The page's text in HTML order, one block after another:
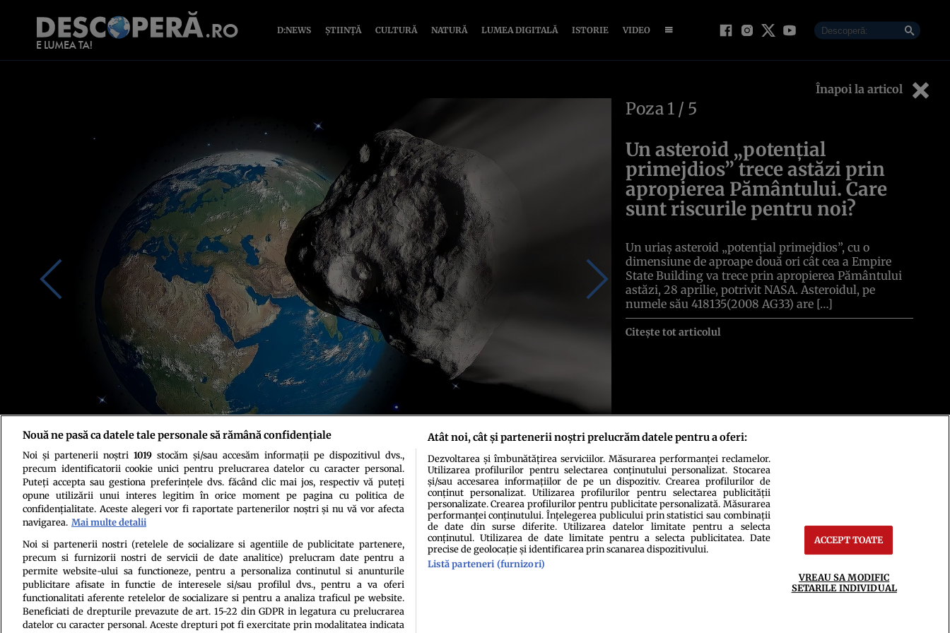
D:NEWS ȘTIINȚĂ CULTURĂ NATURĂ LUMEA DIGITALĂ ISTORIE VIDEO
Înapoi la articol
Foto: Pixabay
Poza 1 / 5
Un asteroid „potențial
primejdios” trece astăzi prin
apropierea Pământului. Care
sunt riscurile pentru noi?
Un uriaș asteroid „potențial primejdios”, cu o
dimensiune de aproape două ori cât cea a Empire
State Building va trece prin apropierea Pământului
astăzi, 28 aprilie, potrivit NASA. Asteroidul, pe
numele său 418135(2008 AG33) are […]
Citește tot articolul
Politica de confidenţialitatePolitica de cookiesTermeni şi condiţii Echipa redacțională ContactSetări Cookies
Nouă ne pasă ca datele tale personale să rămână confidențiale
Noi și partenerii noștri 1019stocăm și/sau accesăm informații pe dispozitivul dvs.,
precum identificatorii cookie unici pentru prelucrarea datelor cu caracter personal.
Puteți accepta sau gestiona preferințele dvs. făcând clic mai jos, respectiv vă puteți
opune utilizării unui interes legitim în orice moment pe pagina cu politica de
confidențialitate. Aceste alegeri vor fi raportate partenerilor noștri și nu vă vor afecta
navigarea. Mai multe detalii
Noi si partenerii nostri (retelele de socializare si agentiile de publicitate partenere,
precum si furnizorii nostri de servicii de date analitice) prelucram date pentru a
permite website-ului sa functioneze, pentru a personaliza continutul si anunturile
publicitare afisate in functie de interesele si/sau profilul dvs., pentru a va oferi
functionalitati aferente retelelor de socializare si pentru a analiza traficul pe website.
Beneficiati de drepturile prevazute de art. 15-22 din GDPR in legatura cu prelucrarea
datelor cu caracter personal. Aceste drepturi pot fi exercitate prin modalitatea indicata
Atât noi, cât și partenerii noștri prelucrăm datele pentru a oferi:
Dezvoltarea și îmbunătățirea serviciilor. Măsurarea performanței reclamelor.
Utilizarea profilurilor pentru selectarea conținutului personalizat. Stocarea
și/sau accesarea informațiilor de pe un dispozitiv. Crearea profilurilor de
conținut personalizat. Utilizarea profilurilor pentru selectarea publicității
personalizate. Crearea profilurilor pentru publicitate personalizată. Măsurarea
performanței conținutului. Înțelegerea publicului prin statistici sau combinații
de date din surse diferite. Utilizarea datelor limitate pentru a selecta
conținutul. Utilizarea de date limitate pentru a selecta publicitatea. Date
precise de geolocație și identificarea prin scanarea dispozitivului.
Listă parteneri (furnizori)
ACCEPT TOATE
VREAU SA MODIFIC
SETARILE INDIVIDUAL